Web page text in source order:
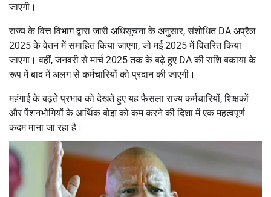
जाएगी।
राज्य के वित्त विभाग द्वारा जारी अधिसूचना के अनुसार, संशोधित DA अप्रैल
2025 के वेतन में समाहित किया जाएगा, जो मई 2025 में वितरित किया
जाएगा। वहीं, जनवरी से मार्च 2025 तक के बढ़े हुए DA की राशि बकाया के
रूप में बाद में अलग से कर्मचारियों को प्रदान की जाएगी।
महंगाई के बढ़ते प्रभाव को देखते हुए यह फैसला राज्य कर्मचारियों, शिक्षकों
और पेंशनभोगियों के आर्थिक बोझ को कम करने की दिशा में एक महत्वपूर्ण
कदम माना जा रहा है।